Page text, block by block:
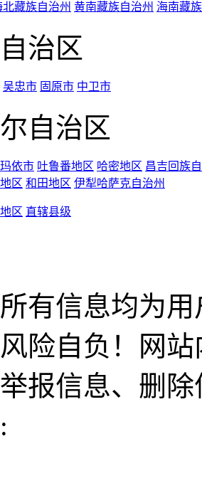
北藏族自治州 黄南藏族自治州 海南藏
治区
吴忠市 固原市 中卫市
自治区
依市 吐鲁番地区 哈密地区 昌吉回族
区 和田地区 伊犁哈萨克自治州
区 直辖县级
有信息均为
险自负！网
报信息、删